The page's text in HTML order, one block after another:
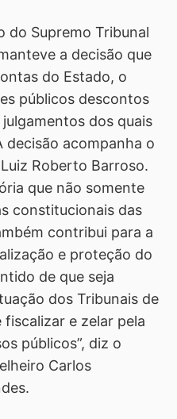
do Supremo Tribunal
a decisão que
do Estado, o
públicos descontos
dos quais
decisão acompanha o
Roberto Barroso.
que não somente
constitucionais das
contribui para a
e proteção do
de que seja
dos Tribunais de
fiscalizar e zelar pela
públicos”, diz o
Carlos